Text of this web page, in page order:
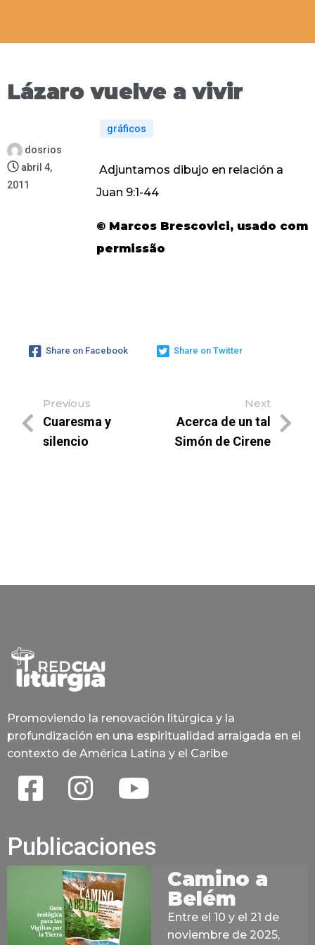
Lázaro vuelve a vivir
dosrios
abril 4,
2011
gráficos
Adjuntamos dibujo en relación a
Juan 9:1-44
© Marcos Brescovici, usado com
permissão
Share on Facebook Share on Twitter
Previous
Cuaresma y
silencio
Next
Acerca de un tal
Simón de Cirene
Promoviendo la renovación litúrgica y la
profundización en una espiritualidad arraigada en el
contexto de América Latina y el Caribe
Publicaciones
Camino a
Belém
Entre el 10 y el 21 de
noviembre de 2025,